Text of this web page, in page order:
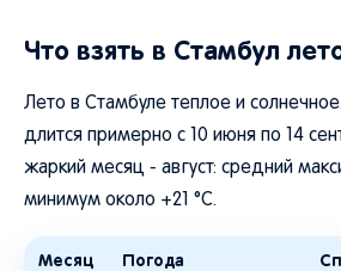
Что взять в Стамбул
Лето в Стамбуле теплое и
длится примерно с 10 июня по 14
жаркий месяц - август: средний
минимум около +21 °C.
Месяц Погода